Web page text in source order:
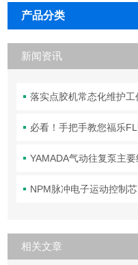
产品分类
新闻资讯
必看！手把手教您福乐
YAMADA气动往复泵主
NPM脉冲电子运动控制
相关文章